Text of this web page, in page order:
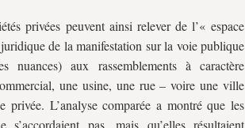
privées peuvent ainsi relever de l’« espace
de la manifestation sur la voie publique
nuances) aux rassemblements à caractère
une usine, une rue – voire une ville
L’analyse comparée a montré que les
pas, mais qu’elles résultaient